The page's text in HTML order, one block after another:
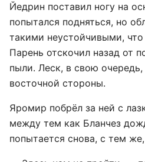
Йедрин поставил ногу на
попытался подняться, но
такими неустойчивыми, что
Парень отскочил назад от
пыли. Леск, в свою
восточной стороны.
Яромир побрёл за ней с
между тем как Бланчез
попытается снова, с тем